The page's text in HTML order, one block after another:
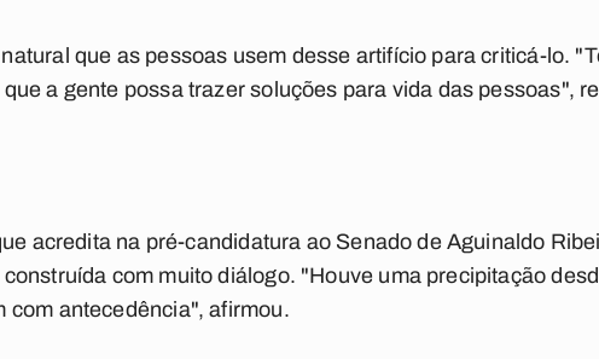
que as pessoas usem desse artifício para criticá-lo.
a gente possa trazer soluções para vida das pessoas",
acredita na pré-candidatura ao Senado de Aguinaldo
com muito diálogo. "Houve uma precipitação
com antecedência", afirmou.